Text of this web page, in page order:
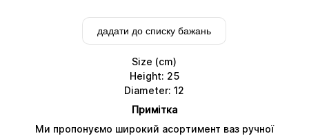
дадати до списку бажань
Size (cm)
Height: 25
Diameter: 12
Примітка
Ми пропонуємо широкий асортимент ваз ручної